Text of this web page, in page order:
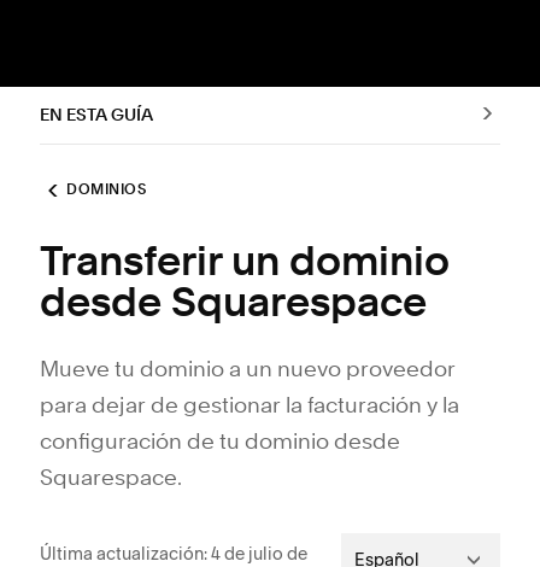
EN ESTA GUÍA
DOMINIOS
Transferir un dominio
desde Squarespace
Mueve tu dominio a un nuevo proveedor
para dejar de gestionar la facturación y la
configuración de tu dominio desde
Squarespace.
Última actualización: 4 de julio de
Español